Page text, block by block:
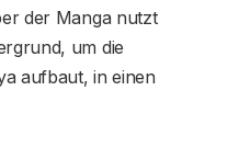
der Manga nutzt
um die
aufbaut, in einen